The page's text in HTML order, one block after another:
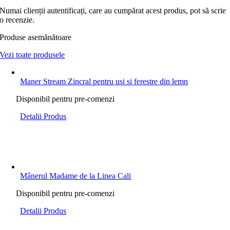
Numai clienții autentificați, care au cumpărat acest produs, pot să scrie
o recenzie.
Produse asemănătoare
Vezi toate produsele
Maner Stream Zincral pentru usi si ferestre din lemn
Disponibil pentru pre-comenzi
Detalii Produs
Mânerul Madame de la Linea Cali
Disponibil pentru pre-comenzi
Detalii Produs